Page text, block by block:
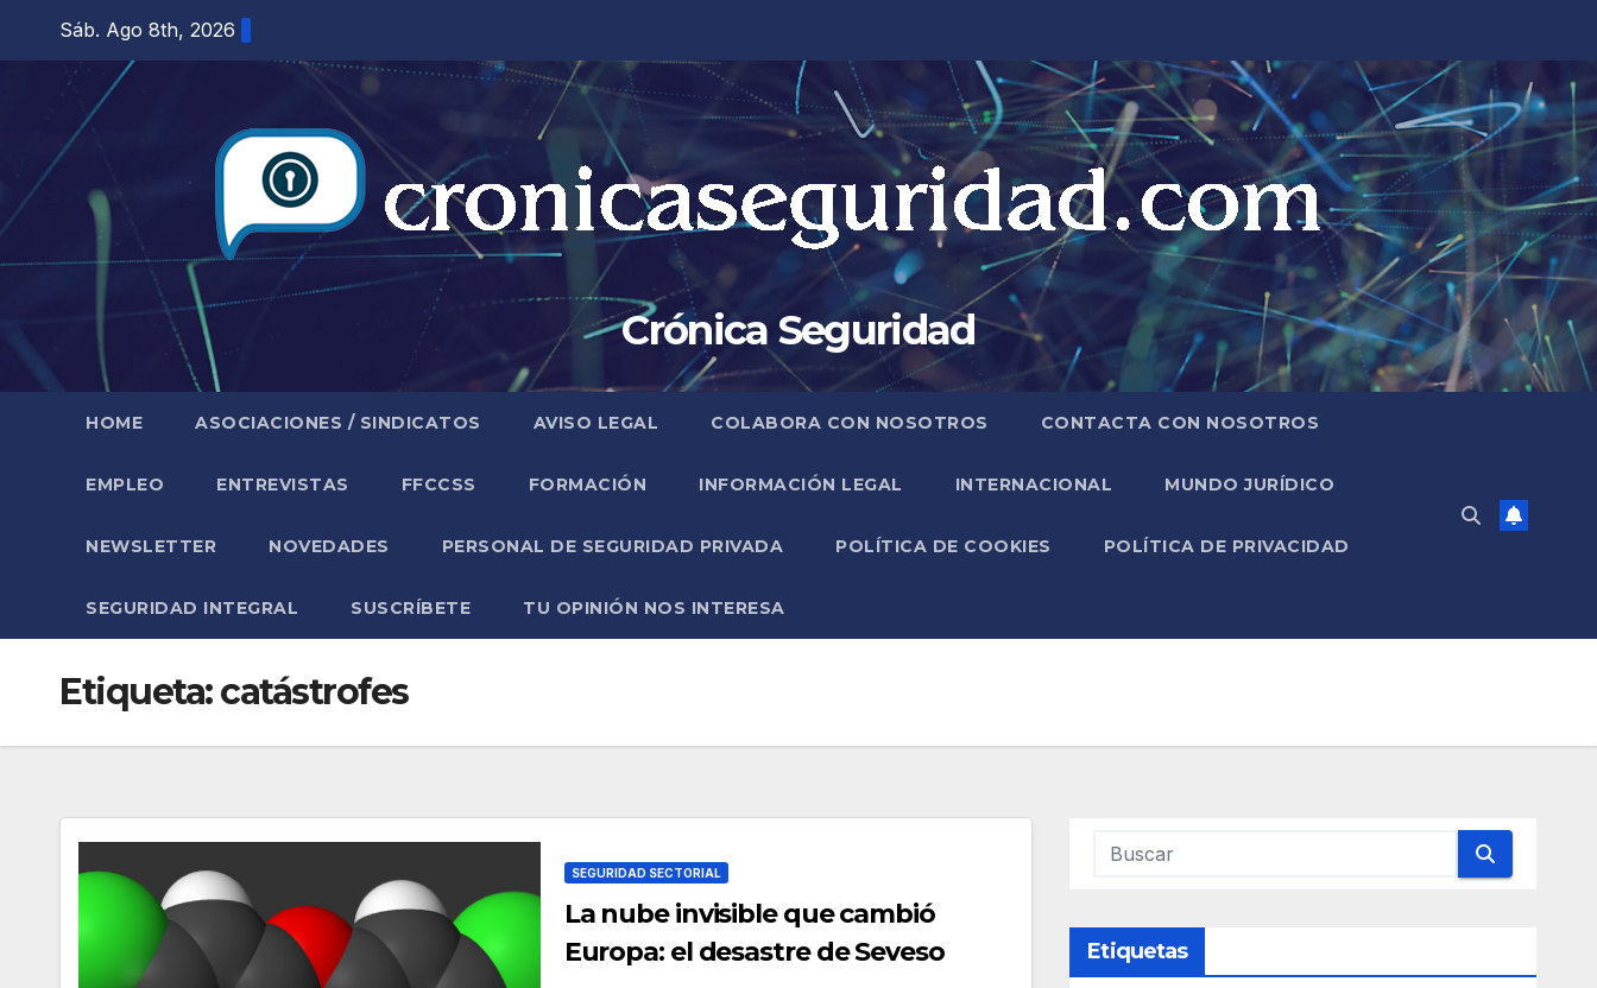
contenido
Sáb. Ago 8th, 2026
Crónica Seguridad
HOME ASOCIACIONES / SINDICATOS AVISO LEGAL COLABORA CON NOSOTROS CONTACTA CON NOSOTROS
EMPLEO ENTREVISTAS FFCCSS FORMACIÓN INFORMACIÓN LEGAL INTERNACIONAL MUNDO JURÍDICO
NEWSLETTER NOVEDADES PERSONAL DE SEGURIDAD PRIVADA POLÍTICA DE COOKIES POLÍTICA DE PRIVACIDAD
SEGURIDAD INTEGRAL SUSCRÍBETE TU OPINIÓN NOS INTERESA
Etiqueta:catástrofes
SEGURIDAD SECTORIAL
La nube invisible que cambió
Europa: el desastre de Seveso
Etiquetas